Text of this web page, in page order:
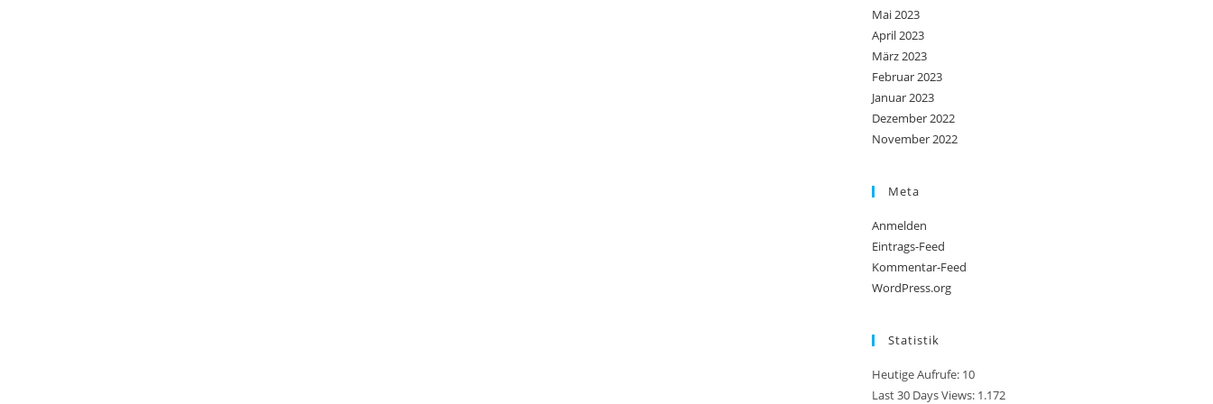
Mai 2023
April 2023
März 2023
Februar 2023
Januar 2023
Dezember 2022
November 2022
Meta
Anmelden
Eintrags-Feed
Kommentar-Feed
WordPress.org
Statistik
Heutige Aufrufe: 10
Last 30 Days Views: 1.172